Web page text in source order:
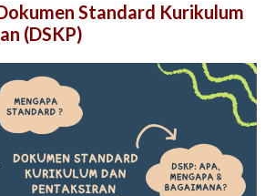
Standard Kurikulum
(DSKP)